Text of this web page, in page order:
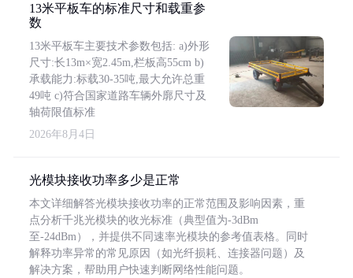
13米平板车的标准尺寸和载重参
数
13米平板车主要技术参数包括: a)外形
尺寸:长13m×宽2.45m,栏板高55cm b)
承载能力:标载30-35吨,最大允许总重
49吨 c)符合国家道路车辆外廓尺寸及
轴荷限值标准
2026年8月4日
光模块接收功率多少是正常
本文详细解答光模块接收功率的正常范围及影响因素，重
点分析千兆光模块的收光标准（典型值为-3dBm
至-24dBm），并提供不同速率光模块的参考值表格。同时
解释功率异常的常见原因（如光纤损耗、连接器问题）及
解决方案，帮助用户快速判断网络性能问题。